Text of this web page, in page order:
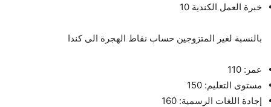
خبرة العمل الكندية 10
بالنسبة لغير المتزوجين حساب نقاط الهجرة الى كندا
عمر: 110
مستوى التعليم: 150
إجادة اللغات الرسمية: 160